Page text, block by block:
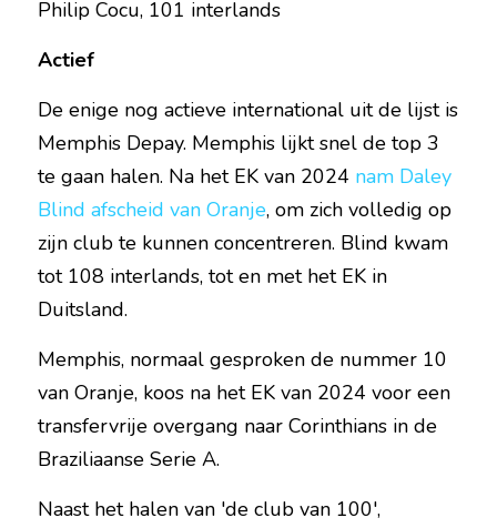
Philip Cocu, 101 interlands
Actief
De enige nog actieve international uit de lijst is
Memphis Depay. Memphis lijkt snel de top 3
te gaan halen. Na het EK van 2024 nam Daley
Blind afscheid van Oranje, om zich volledig op
zijn club te kunnen concentreren. Blind kwam
tot 108 interlands, tot en met het EK in
Duitsland.
Memphis, normaal gesproken de nummer 10
van Oranje, koos na het EK van 2024 voor een
transfervrije overgang naar Corinthians in de
Braziliaanse Serie A.
Naast het halen van 'de club van 100',